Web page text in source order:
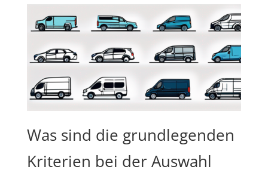
Was sind die grundlegenden
Kriterien bei der Auswahl